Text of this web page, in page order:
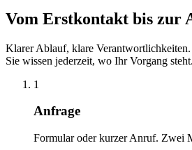
Vom Erstkontakt bis zur
Klarer Ablauf, klare Verantwortlichkeiten.
Sie wissen jederzeit, wo Ihr Vorgang steht.
1
Anfrage
Formular oder kurzer Anruf. Zwei